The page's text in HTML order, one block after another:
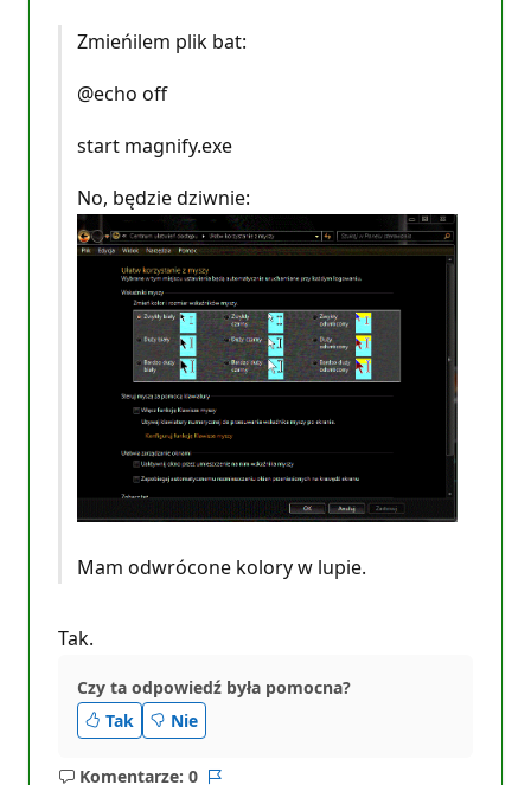
Zmieńilem plik bat:
@echo off
start magnify.exe
No, będzie dziwnie:
Mam odwrócone kolory w lupie.
Tak.
Czy ta odpowiedź była pomocna?
Tak
Nie
Komentarze: 0